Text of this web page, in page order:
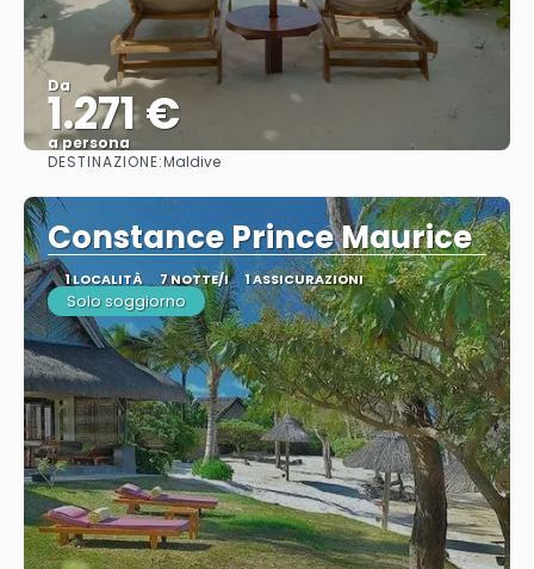
Da
1.271 €
a persona
DESTINAZIONE:Maldive
Constance Prince Maurice
1 LOCALITÀ 7 NOTTE/I 1 ASSICURAZIONI
Solo soggiorno